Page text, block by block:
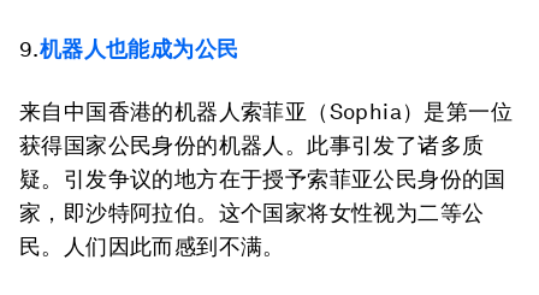
9.机器人也能成为公民
来自中国香港的机器人索菲亚（Sophia）是第一位
获得国家公民身份的机器人。此事引发了诸多质
疑。引发争议的地方在于授予索菲亚公民身份的国
家，即沙特阿拉伯。这个国家将女性视为二等公
民。人们因此而感到不满。